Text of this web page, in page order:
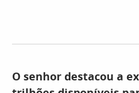
O senhor destacou a